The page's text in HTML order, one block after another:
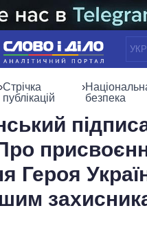
УКР
НОВИНИ
ПОЛІТИКА
ЕКОНОМІКА
СУСПІЛЬСТВО
СВІТ
ОБIЦЯНКИ
ПОЛIТИКИ
І ОФІС
ІНФОГРАФІКА
ВІДЕО
›Стрічка
публікацій
›
безпека
Героя